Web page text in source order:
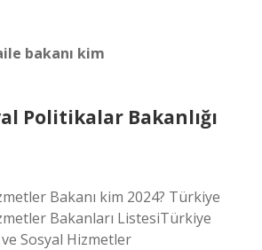
bakanı kim
Politikalar Bakanlığı
Bakanı kim 2024? Türkiye
Bakanları ListesiTürkiye
Sosyal Hizmetler